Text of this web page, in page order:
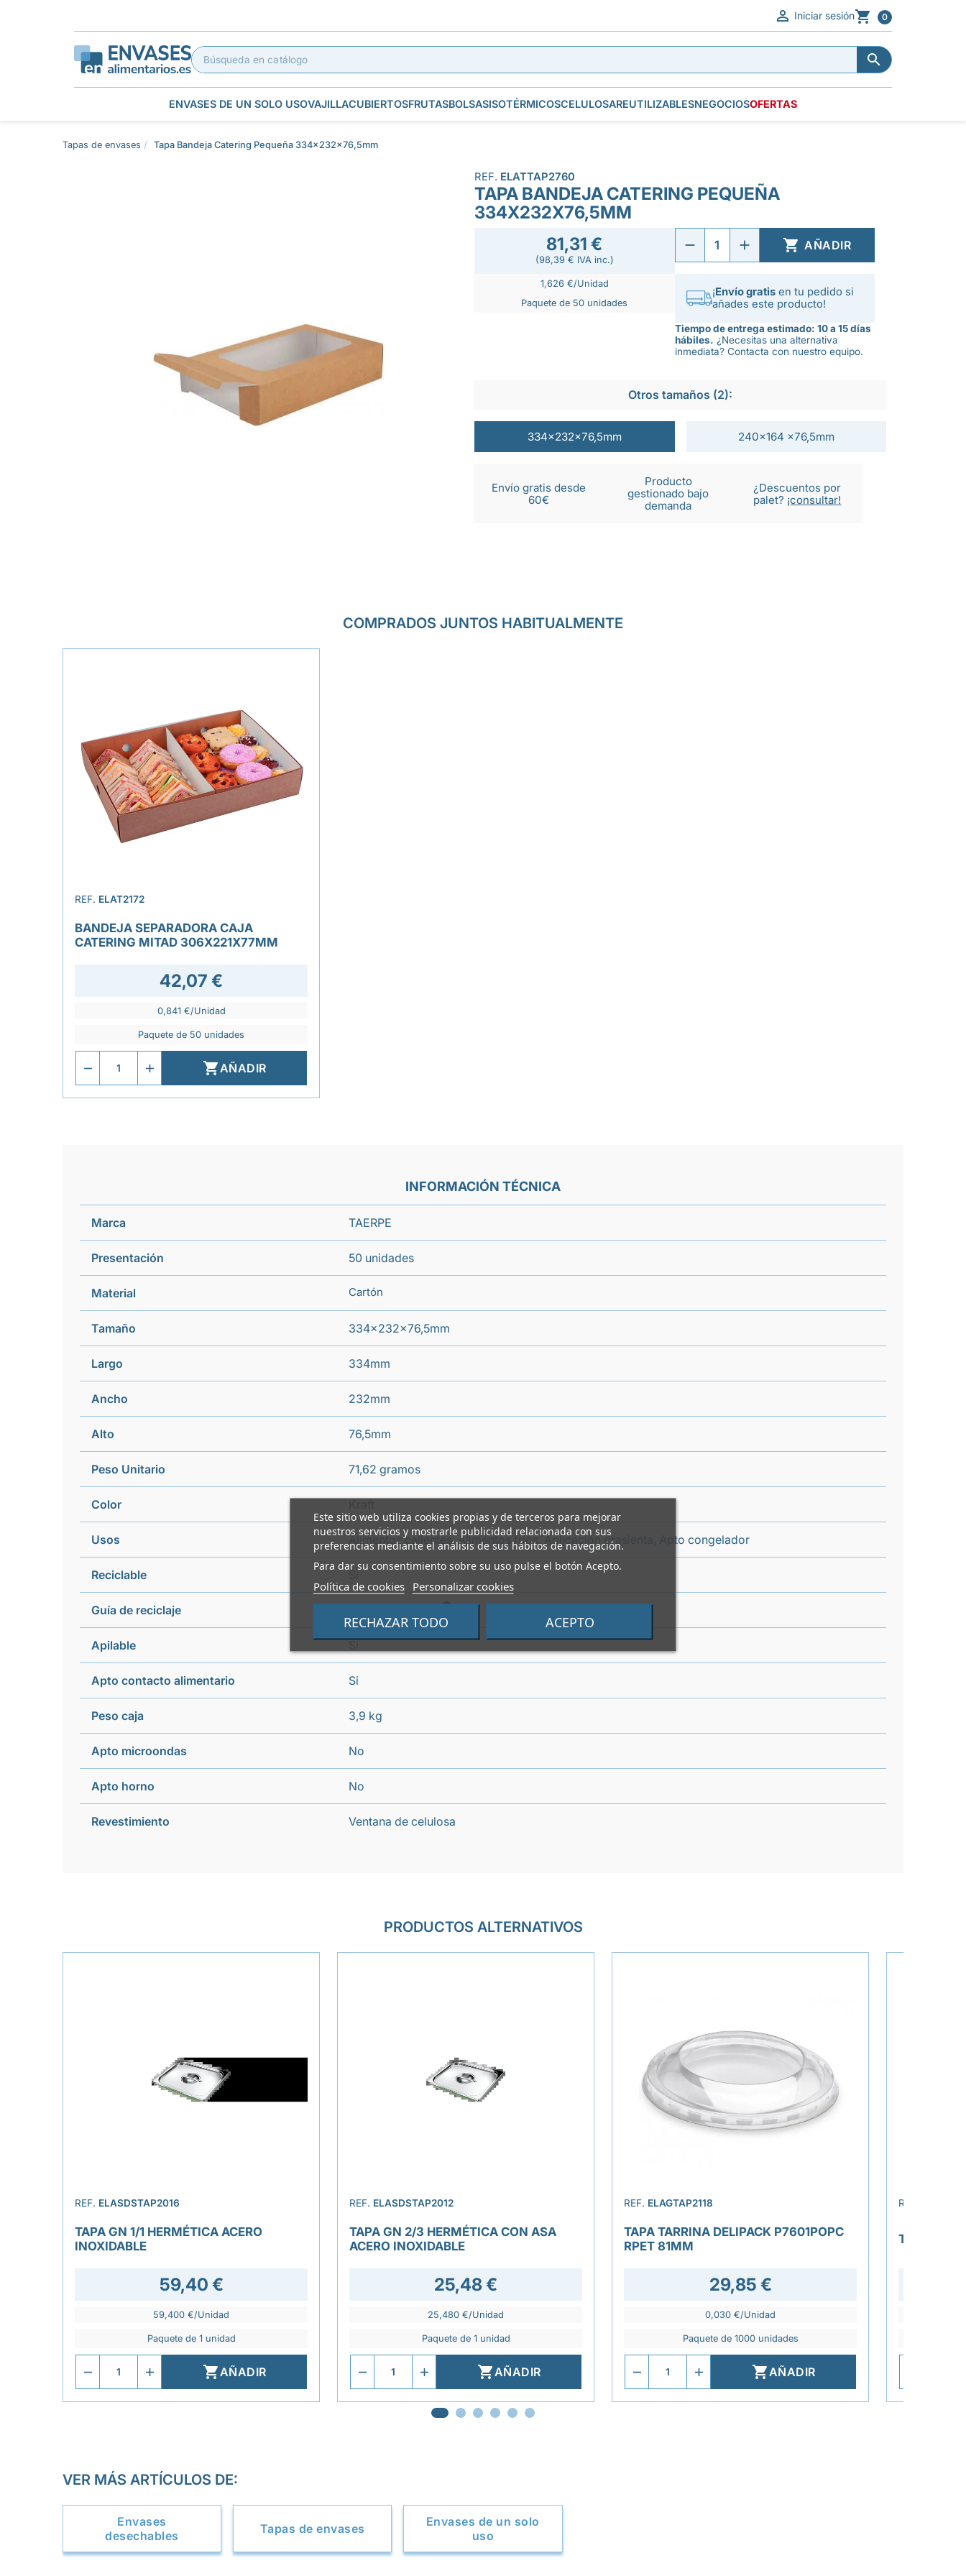
 Iniciar sesión 0


ENVASES DE UN SOLO USOVAJILLACUBIERTOSFRUTASBOLSASISOTÉRMICOSCELULOSAREUTILIZABLESNEGOCIOSOFERTAS
Este sitio web utiliza cookies propias y de terceros para mejorar
nuestros servicios y mostrarle publicidad relacionada con sus
preferencias mediante el análisis de sus hábitos de navegación.
Para dar su consentimiento sobre su uso pulse el botón Acepto.
Política de cookies Personalizar cookies
RECHAZAR TODO ACEPTO
Tapas de envases Tapa Bandeja Catering Pequeña 334x232x76,5mm
REF. ELATTAP2760
TAPA BANDEJA CATERING PEQUEÑA
334X232X76,5MM
81,31 €
(98,39 € IVA inc.)
1,626 €/Unidad
Paquete de 50 unidades
 AÑADIR
¡Envío gratisen tu pedido si
añades este producto!
Tiempo de entrega estimado: 10 a 15 días
hábiles. ¿Necesitas una alternativa
inmediata? Contacta con nuestro equipo.
Otros tamaños (2):
334x232x76,5mm 240x164 x76,5mm
Envío gratis desde
60€
Producto
gestionado bajo
demanda
¿Descuentos por
palet? ¡consultar!
COMPRADOS JUNTOS HABITUALMENTE
REF. ELAT2172
BANDEJA SEPARADORA CAJA
CATERING MITAD 306X221X77MM
42,07 €
0,841 €/Unidad
Paquete de 50 unidades
AÑADIR
INFORMACIÓN TÉCNICA
Marca TAERPE
Presentación 50 unidades
Material Cartón
Tamaño 334x232x76,5mm
Largo 334mm
Ancho 232mm
Alto 76,5mm
Peso Unitario 71,62 gramos
Color
Usos Alimentos calientes, Alimentos fríos, Aplicación grasienta, Apto congelador
Reciclable
Guía de reciclaje i
Apilable
Apto contacto alimentario Si
Peso caja 3,9 kg
Apto microondas No
Apto horno No
Revestimiento Ventana de celulosa
PRODUCTOS ALTERNATIVOS
REF. ELASDSTAP2016
TAPA GN 1/1 HERMÉTICA ACERO
INOXIDABLE
59,40 €
59,400 €/Unidad
Paquete de 1 unidad
AÑADIR
REF. ELASDSTAP2012
TAPA GN 2/3 HERMÉTICA CON ASA
ACERO INOXIDABLE
25,48 €
25,480 €/Unidad
Paquete de 1 unidad
AÑADIR
REF. ELAGTAP2118
TAPA TARRINA DELIPACK P7601POPC
RPET 81MM
29,85 €
0,030 €/Unidad
Paquete de 1000 unidades
AÑADIR
REF.
TAPA
VER MÁS ARTÍCULOS DE:
Envases
desechables
Tapas de envases
Envases de un solo
uso